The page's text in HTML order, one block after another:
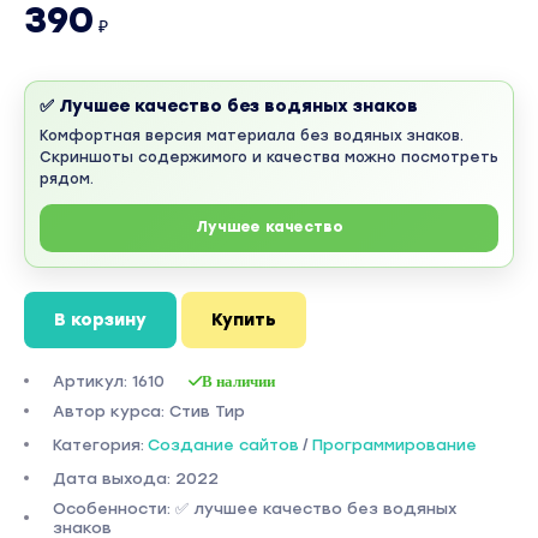
390 ₽
✅ Лучшее качество без водяных знаков
Комфортная версия материала без водяных знаков.
Скриншоты содержимого и качества можно посмотреть
рядом.
Лучшее качество
В корзину Купить
Артикул: 1610 В наличии
Автор курса: Стив Тир
Категория: Создание сайтов / Программирование
Дата выхода: 2022
Особенности: ✅ лучшее качество без водяных
знаков